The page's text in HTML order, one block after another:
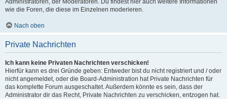
Administratoren, der Moderatoren. Du findest hier auch weitere Informationen
wie die Foren, die diese im Einzelnen moderieren.
Nach oben
Private Nachrichten
Ich kann keine Privaten Nachrichten verschicken!
Hierfür kann es drei Gründe geben: Entweder bist du nicht registriert und / oder
nicht angemeldet, oder die Board-Administration hat Private Nachrichten für
das komplette Forum ausgeschaltet. Außerdem könnte es sein, dass der
Administrator dir das Recht, Private Nachrichten zu verschicken, entzogen hat.